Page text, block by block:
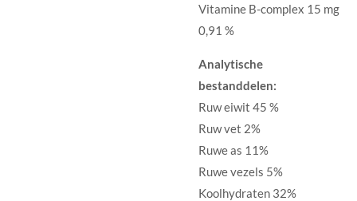
Vitamine B-complex 15 mg
0,91 %
Analytische
bestanddelen:
Ruw eiwit 45 %
Ruw vet 2%
Ruwe as 11%
Ruwe vezels 5%
Koolhydraten 32%